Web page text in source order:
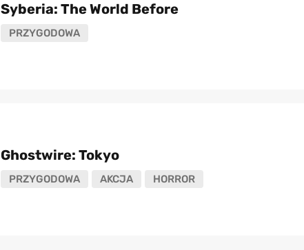
Syberia: The World Before
PRZYGODOWA
Ghostwire: Tokyo
PRZYGODOWA AKCJA HORROR